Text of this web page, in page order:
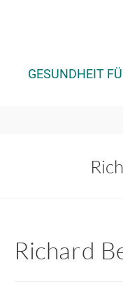
GESUNDHEIT
Richard